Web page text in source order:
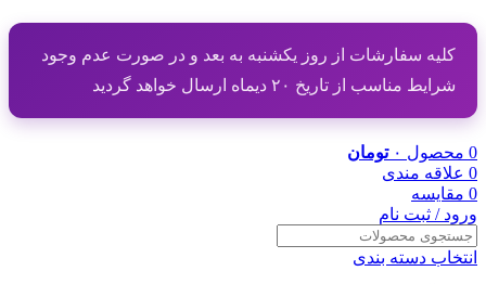
کلیه سفارشات از روز یکشنبه به بعد و در صورت عدم وجود
شرایط مناسب از تاریخ ۲۰ دیماه ارسال خواهد گردید
0 محصول ۰ تومان
0 علاقه مندی
0 مقایسه
ورود / ثبت نام
انتخاب دسته بندی